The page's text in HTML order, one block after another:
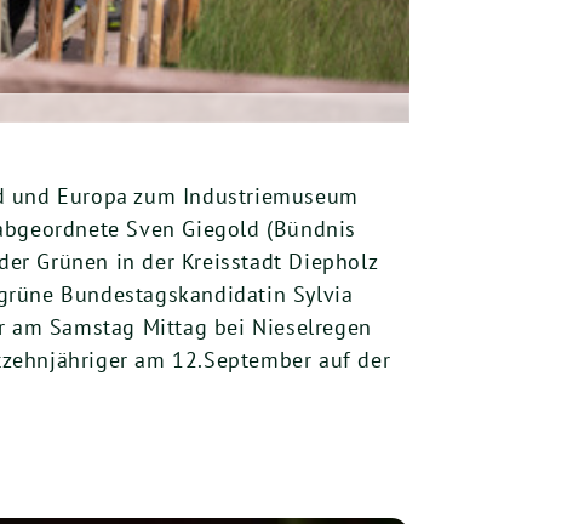
Europa zum Industriemuseum
Sven Giegold (Bündnis
Grünen in der Kreisstadt Diepholz
Bundestagskandidatin Sylvia
Samstag Mittag bei Nieselregen
am 12.September auf der